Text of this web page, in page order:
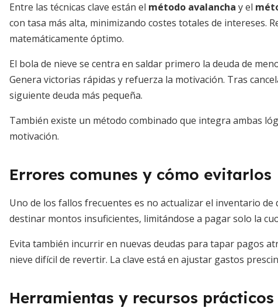
Entre las técnicas clave están el método avalancha y el
con tasa más alta, minimizando costes totales de intereses.
matemáticamente óptimo.
El bola de nieve se centra en saldar primero la deuda de
Genera victorias rápidas y refuerza la motivación. Tras
siguiente deuda más pequeña.
También existe un método combinado que integra ambas
motivación.
Errores comunes y cómo evitarlos
Uno de los fallos frecuentes es no actualizar el inventario
destinar montos insuficientes, limitándose a pagar solo la
Evita también incurrir en nuevas deudas para tapar pagos
nieve difícil de revertir. La clave está en ajustar gastos
Herramientas y recursos prácticos